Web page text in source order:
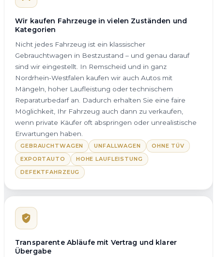
Wir kaufen Fahrzeuge in vielen Zuständen und
Kategorien
Nicht jedes Fahrzeug ist ein klassischer
Gebrauchtwagen in Bestzustand – und genau darauf
sind wir eingestellt. In Remscheid und in ganz
Nordrhein-Westfalen kaufen wir auch Autos mit
Mängeln, hoher Laufleistung oder technischem
Reparaturbedarf an. Dadurch erhalten Sie eine faire
Möglichkeit, Ihr Fahrzeug auch dann zu verkaufen,
wenn private Käufer oft abspringen oder unrealistische
Erwartungen haben.
GEBRAUCHTWAGEN UNFALLWAGEN
OHNE TÜV
EXPORTAUTO
HOHE LAUFLEISTUNG
DEFEKTFAHRZEUG
Transparente Abläufe mit Vertrag und klarer
Übergabe